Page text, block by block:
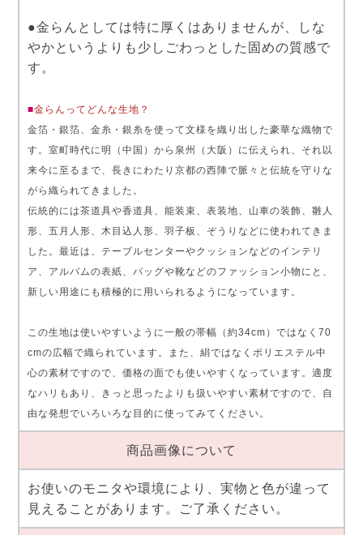
●金らんとしては特に厚くはありませんが、しな
やかというよりも少しごわっとした固めの質感で
す。
■金らんってどんな生地？
金箔・銀箔、金糸・銀糸を使って文様を織り出した豪華な織物で
す。室町時代に明（中国）から泉州（大阪）に伝えられ、それ以
来今に至るまで、長きにわたり京都の西陣で脈々と伝統を守りな
がら織られてきました。
伝統的には茶道具や香道具、能装束、表装地、山車の装飾、雛人
形、五月人形、木目込人形、羽子板、ぞうりなどに使われてきま
した。最近は、テーブルセンターやクッションなどのインテリ
ア、アルバムの表紙、バッグや靴などのファッション小物にと、
新しい用途にも積極的に用いられるようになっています。
この生地は使いやすいように一般の帯幅（約34cm）ではなく70
cmの広幅で織られています。また、絹ではなくポリエステル中
心の素材ですので、価格の面でも使いやすくなっています。適度
なハリもあり、きっと思ったよりも扱いやすい素材ですので、自
由な発想でいろいろな目的に使ってみてください。
商品画像について
お使いのモニタや環境により、実物と色が違って
見えることがあります。ご了承ください。